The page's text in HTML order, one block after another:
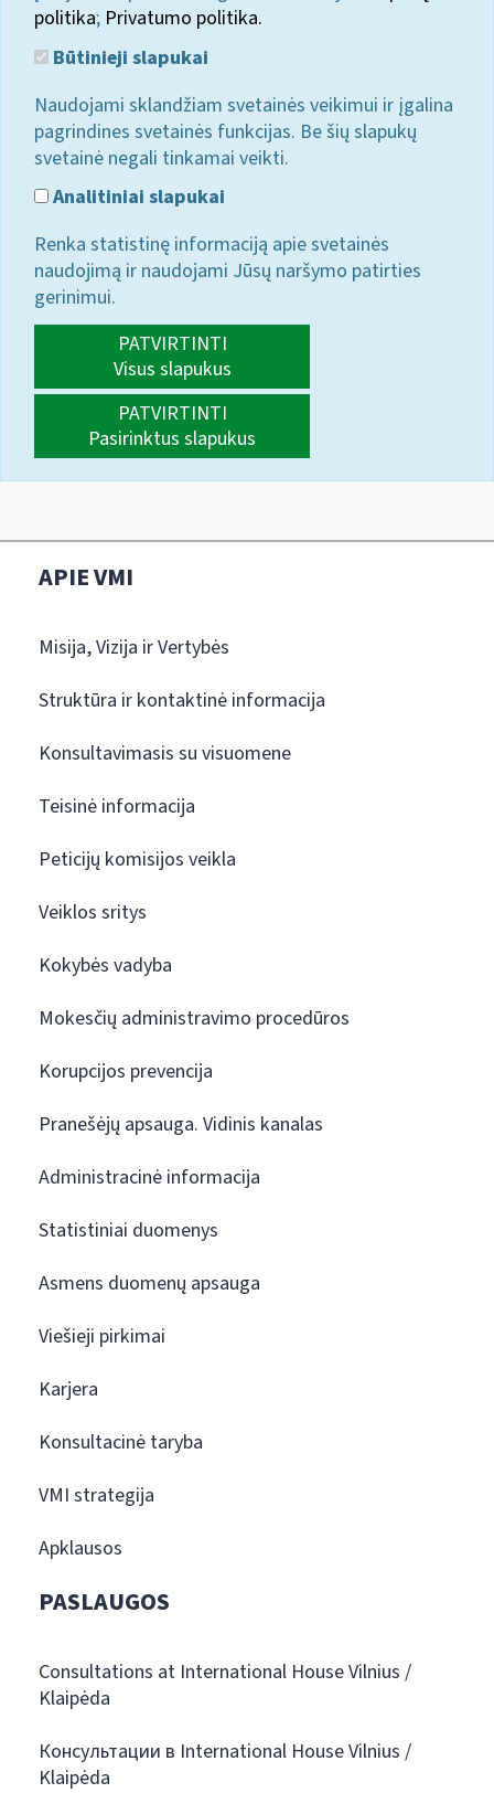
politika; Privatumo politika.
Būtinieji slapukai
Naudojami sklandžiam svetainės veikimui ir įgalina
pagrindines svetainės funkcijas. Be šių slapukų
svetainė negali tinkamai veikti.
Analitiniai slapukai
Renka statistinę informaciją apie svetainės
naudojimą ir naudojami Jūsų naršymo patirties
gerinimui.
PATVIRTINTI
Visus slapukus
PATVIRTINTI
Pasirinktus slapukus
APIE VMI
Misija, Vizija ir Vertybės
Struktūra ir kontaktinė informacija
Konsultavimasis su visuomene
Teisinė informacija
Peticijų komisijos veikla
Veiklos sritys
Kokybės vadyba
Mokesčių administravimo procedūros
Korupcijos prevencija
Pranešėjų apsauga. Vidinis kanalas
Administracinė informacija
Statistiniai duomenys
Asmens duomenų apsauga
Viešieji pirkimai
Karjera
Konsultacinė taryba
VMI strategija
Apklausos
PASLAUGOS
Consultations at International House Vilnius /
Klaipėda
Консультации в International House Vilnius /
Klaipėda